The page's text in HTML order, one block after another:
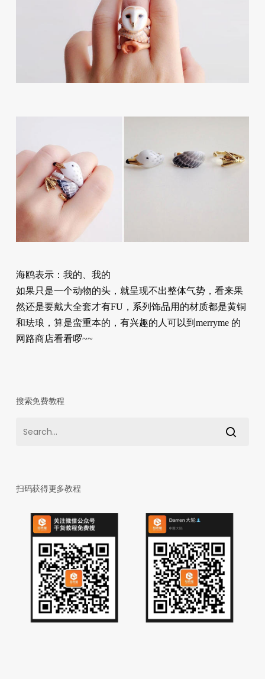
海鸥表示：我的、我的
如果只是一个动物的头，就呈现不出整体气势，看来果
然还是要戴大全套才有FU，系列饰品用的材质都是黄铜
和珐琅，算是蛮重本的，有兴趣的人可以到merryme 的
网路商店看看啰~~
搜索免费教程
扫码获得更多教程